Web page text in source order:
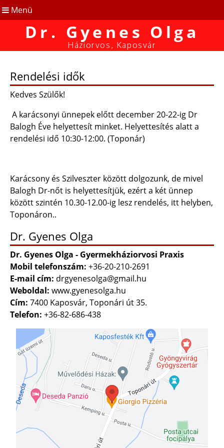
Menü
Dr. Gyenes Olga
Háziorvos, Kaposvár
Rendelési idők
Kedves Szülők!
A karácsonyi ünnepek előtt december 20-22-ig Dr
Balogh Éve helyettesít minket. Helyettesítés alatt a
rendelési idő 10:30-12:00. (Toponár)
Karácsony és Szilveszter között dolgozunk, de mivel
Balogh Dr-nőt is helyettesítjük, ezért a két ünnep
között szintén 10.30-12.00-ig lesz rendelés, itt helyben,
Toponáron..
Dr. Gyenes Olga
Dr. Gyenes Olga - Gyermekháziorvosi Praxis
Mobil telefonszám: +36-20-210-2691
E-mail cím: drgyenesolga@gmail.hu
Weboldal: www.gyenesolga.hu
Cím: 7400 Kaposvár, Toponári út 35.
Telefon: +36-82-686-438